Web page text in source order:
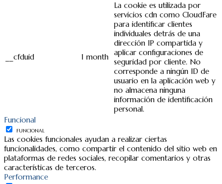
__cfduid 1 month
La cookie es utilizada por
servicios cdn como CloudFare
para identificar clientes
individuales detrás de una
dirección IP compartida y
aplicar configuraciones de
seguridad por cliente. No
corresponde a ningún ID de
usuario en la aplicación web y
no almacena ninguna
información de identificación
personal.
Funcional
FUNCIONAL
Las cookies funcionales ayudan a realizar ciertas
funcionalidades, como compartir el contenido del sitio web en
plataformas de redes sociales, recopilar comentarios y otras
características de terceros.
Performance